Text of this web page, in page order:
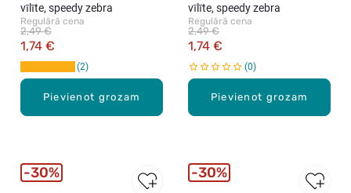
Pievienot grozam
vīlīte, speedy zebra
Regulārā cena
1,74 €
2,49 €
2
Pievienot grozam
vīlīte, speedy zebra
Regulārā cena
1,74 €
2,49 €
0
30% 30%